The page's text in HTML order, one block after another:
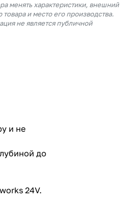
менять характеристики, внешний
и место его производства.
не является публичной
и не
до
24V.